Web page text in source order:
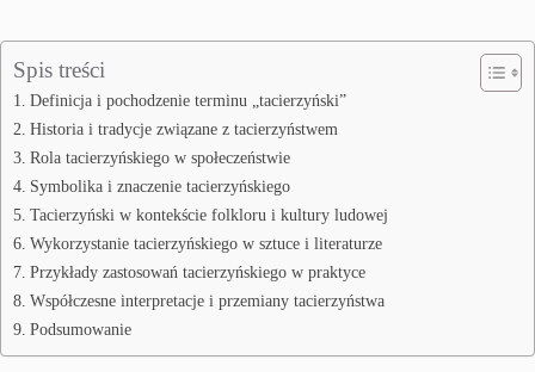
Spis treści
Definicja i pochodzenie terminu „tacierzyński”
Historia i tradycje związane z tacierzyństwem
Rola tacierzyńskiego w społeczeństwie
Symbolika i znaczenie tacierzyńskiego
Tacierzyński w kontekście folkloru i kultury ludowej
Wykorzystanie tacierzyńskiego w sztuce i literaturze
Przykłady zastosowań tacierzyńskiego w praktyce
Współczesne interpretacje i przemiany tacierzyństwa
Podsumowanie